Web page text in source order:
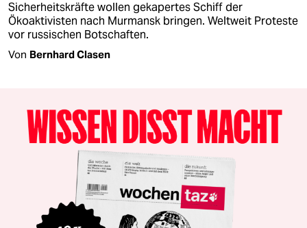
Sicherheitskräfte wollen gekapertes Schiff der
Ökoaktivisten nach Murmansk bringen. Weltweit Proteste
vor russischen Botschaften.
Von Bernhard Clasen